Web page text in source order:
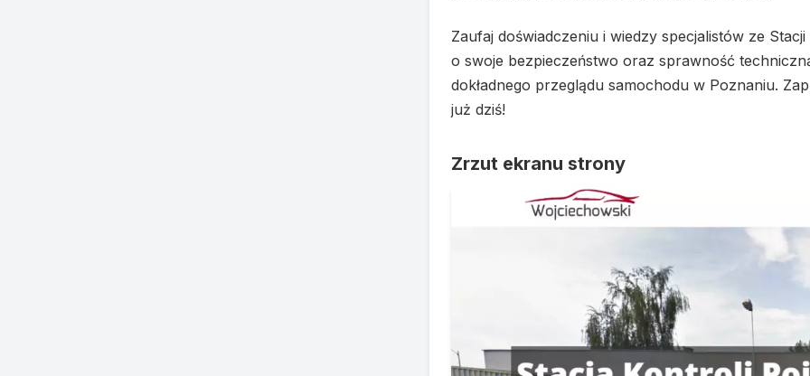
Zaufaj doświadczeniu i wiedzy specjalistów ze
o swoje bezpieczeństwo oraz sprawność
dokładnego przeglądu samochodu w Poznaniu.
już dziś!
Zrzut ekranu strony